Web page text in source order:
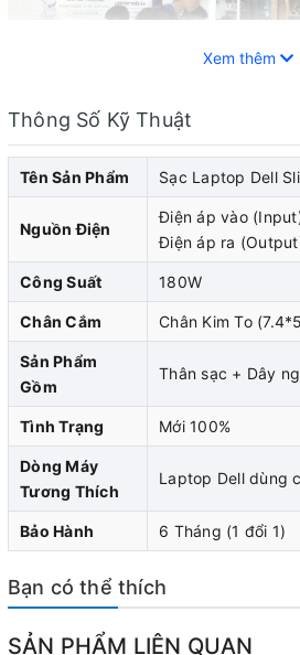
Laptop Dell
Một trong những
tay hàng đầu thế giới. Hãng Dell
các sản phẩm chất lượng và độ
thể kể đến
sạc laptop dell, sạc
cung cấp đầy đủ nguồn điện ổn
được hoạt động liên tục trong thời
gian sử dụng, sạc laptop dell
đó, việc thay sạc laptop dell mới
bảo laptop hoạt động một cách ổn
Nội dung bài viết:
hư hỏng
Xem thêm
Thông Số Kỹ Thuật
Tên Sản Phẩm Sạc Laptop Dell
Nguồn Điện
Điện áp vào
Điện áp ra
Công Suất 180W
Chân Cắm Chân Kim To
Sản Phẩm
Gồm
Thân sạc + Dây
Tình Trạng Mới 100%
Dòng Máy
Tương Thích
Laptop Dell dùng
Bảo Hành 6 Tháng (1 đổi 1)
Bạn có thể thích
SẢN PHẨM LIÊN QUAN